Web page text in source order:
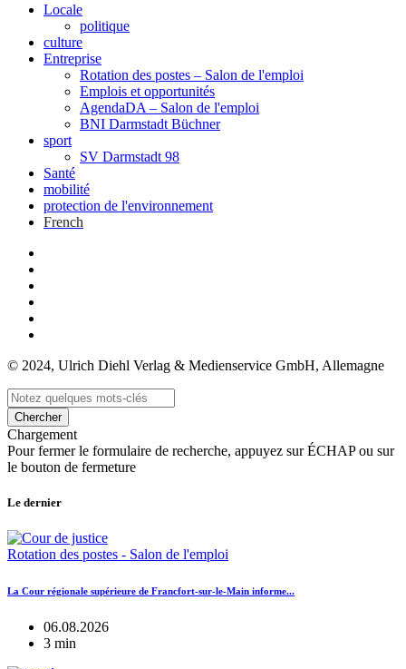
Locale
politique
culture
Entreprise
Rotation des postes – Salon de l'emploi
Emplois et opportunités
AgendaDA – Salon de l'emploi
BNI Darmstadt Büchner
sport
SV Darmstadt 98
Santé
mobilité
protection de l'environnement
French
© 2024, Ulrich Diehl Verlag & Medienservice GmbH, Allemagne
Chercher
Chargement
Pour fermer le formulaire de recherche, appuyez sur ÉCHAP ou sur
le bouton de fermeture
Le dernier
Rotation des postes - Salon de l'emploi
La Cour régionale supérieure de Francfort-sur-le-Main informe...
06.08.2026
3 min